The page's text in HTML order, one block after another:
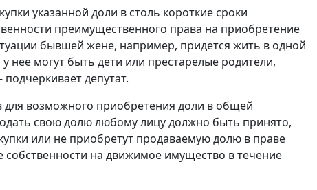
указанной доли в столь короткие сроки
преимущественного права на приобретение
бывшей жене, например, придется жить в одной
нее могут быть дети или престарелые родители,
депутат.
для возможного приобретения доли в общей
свою долю любому лицу должно быть принято,
или не приобретут продаваемую долю в праве
на движимое имущество в течение